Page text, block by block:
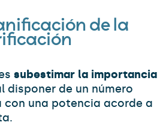
de la
subestimar la importancia
disponer de un número
una potencia acorde a